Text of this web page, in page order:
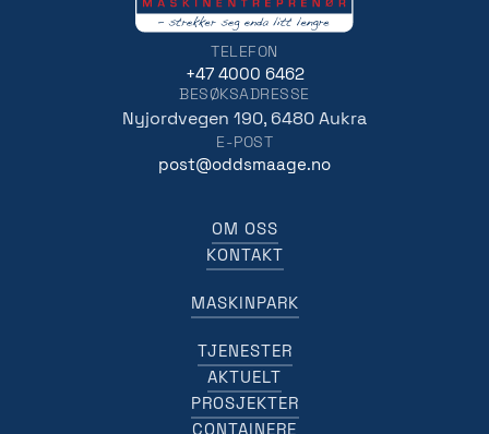
TELEFON
+47 4000 6462
BESØKSADRESSE
Nyjordvegen 190, 6480 Aukra
E-POST
post@oddsmaage.no
MASKINPARK
TJENESTER
AKTUELT
PROSJEKTER
CONTAINERE
OM OSS
KONTAKT